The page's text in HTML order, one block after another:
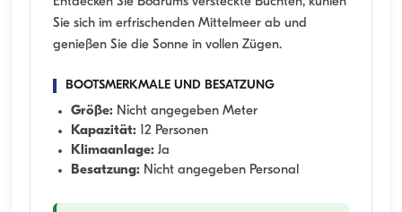
Sie sich im erfrischenden Mittelmeer ab und
genießen Sie die Sonne in vollen Zügen.
BOOTSMERKMALE UND BESATZUNG
Größe: Nicht angegeben Meter
Kapazität: 12 Personen
Klimaanlage: Ja
Besatzung: Nicht angegeben Personal